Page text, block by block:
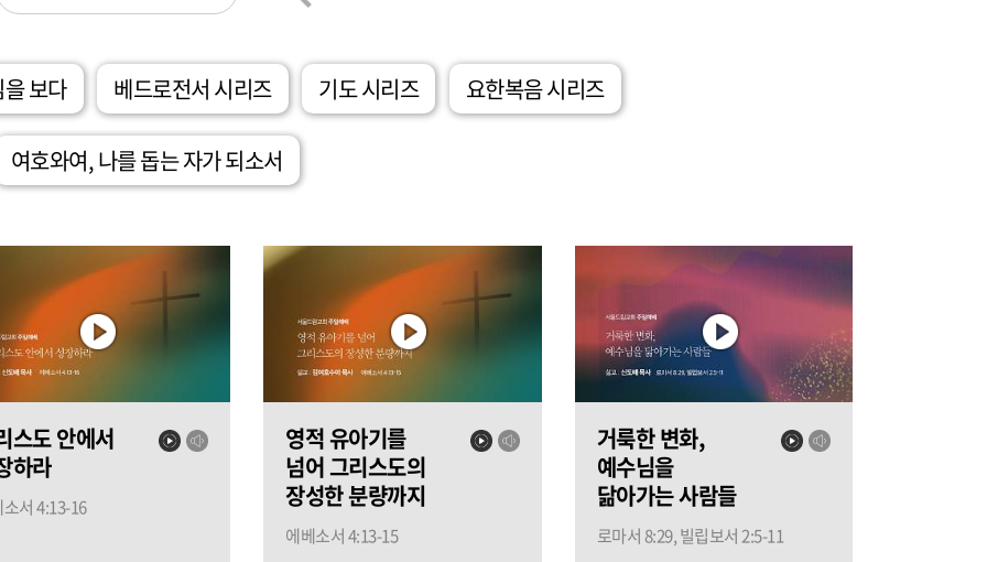
보다 베드로전서 시리즈 기도 시리즈 요한복음 시리즈
여호와여, 나를 돕는 자가 되소서
안에서
4:13-16
영적 유아기를
넘어 그리스도의
장성한 분량까지
에베소서 4:13-15
거룩한 변화,
예수님을
닮아가는 사람들
로마서 8:29, 빌립보서 2:5-11